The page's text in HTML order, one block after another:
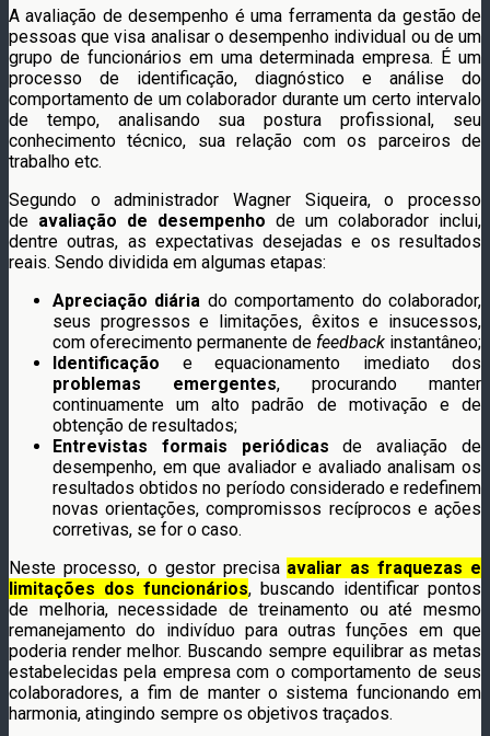
A avaliação de desempenho é uma ferramenta da gestão de
pessoas que visa analisar o desempenho individual ou de um
grupo de funcionários em uma determinada empresa. É um
processo de identificação, diagnóstico e análise do
comportamento de um colaborador durante um certo intervalo
de tempo, analisando sua postura profissional, seu
conhecimento técnico, sua relação com os parceiros de
trabalho etc.
Segundo o administrador Wagner Siqueira, o processo
de avaliação de desempenho de um colaborador inclui,
dentre outras, as expectativas desejadas e os resultados
reais. Sendo dividida em algumas etapas:
Apreciação diária do comportamento do colaborador,
seus progressos e limitações, êxitos e insucessos,
com oferecimento permanente de feedback instantâneo;
Identificação e equacionamento imediato dos
problemas emergentes, procurando manter
continuamente um alto padrão de motivação e de
obtenção de resultados;
Entrevistas formais periódicas de avaliação de
desempenho, em que avaliador e avaliado analisam os
resultados obtidos no período considerado e redefinem
novas orientações, compromissos recíprocos e ações
corretivas, se for o caso.
Neste processo, o gestor precisa avaliar as fraquezas e
limitações dos funcionários, buscando identificar pontos
de melhoria, necessidade de treinamento ou até mesmo
remanejamento do indivíduo para outras funções em que
poderia render melhor. Buscando sempre equilibrar as metas
estabelecidas pela empresa com o comportamento de seus
colaboradores, a fim de manter o sistema funcionando em
harmonia, atingindo sempre os objetivos traçados.